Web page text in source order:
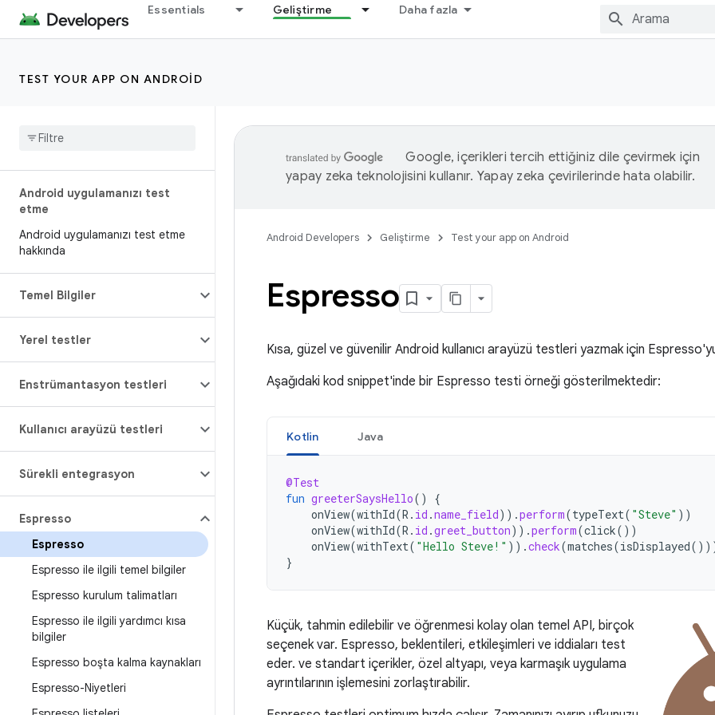
Essentials Geliştirme Daha fazla
TEST YOUR APP ON ANDROID
Android uygulamanızı test
etme
Android uygulamanızı test etme
hakkında
Temel Bilgiler
Yerel testler
Enstrümantasyon testleri
Kullanıcı arayüzü testleri
Sürekli entegrasyon
Espresso
Espresso
Espresso ile ilgili temel bilgiler
Espresso kurulum talimatları
Espresso ile ilgili yardımcı kısa
bilgiler
Espresso boşta kalma kaynakları
Espresso-Niyetleri
Google, içerikleri tercih ettiğiniz dile çevirmek için
yapay zeka teknolojisini kullanır. Yapay zeka çevirilerinde hata olabilir.
Android Developers Geliştirme Test your app on Android
Espresso
Kısa, güzel ve güvenilir Android kullanıcı arayüzü testleri yazmak için
Aşağıdaki kod snippet'inde bir Espresso testi örneği gösterilmektedir:
Kotlin Java
@Test
fun greeterSaysHello()
{
onView(withId(R . id .name_field)).perform(typeText( "Steve" ))
onView(withId(R . id .greet_button)).perform(click())
onView(withText( "Hello Steve!" )).check(matches(isDisplayed
}
Küçük, tahmin edilebilir ve öğrenmesi kolay olan temel API, birçok
seçenek var. Espresso, beklentileri, etkileşimleri ve iddiaları test
eder. ve standart içerikler, özel altyapı, veya karmaşık uygulama
ayrıntılarının işlemesini zorlaştırabilir.